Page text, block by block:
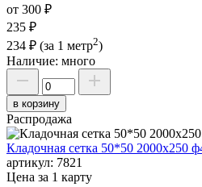
от 300 ₽
235 ₽
234 ₽ (за 1 метр2)
Наличие: много
в корзину
Распродажа
Кладочная сетка 50*50 2000х250
артикул: 7821
Цена за 1 карту